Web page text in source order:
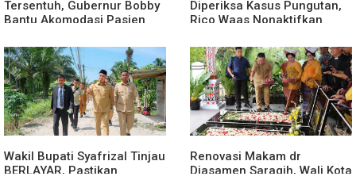
Tersentuh, Gubernur Bobby
Bantu Akomodasi Pasien
di RSUD Thomsen
Diperiksa Kasus Pungutan,
Rico Waas Nonaktifkan
Masyarakat
Wakil Bupati Syafrizal Tinjau
BERLAYAR, Pastikan
Renovasi Makam dr
Djasamen Saragih, Wali Kota